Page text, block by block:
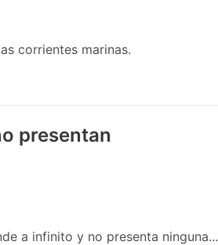
corrientes marinas.
presentan
a infinito y no presenta ninguna...